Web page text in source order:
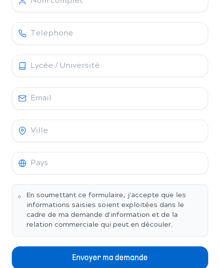
En soumettant ce formulaire, j'accepte que les
informations saisies soient exploitées dans le
cadre de ma demande d'information et de la
relation commerciale qui peut en découler.
Envoyer ma demande